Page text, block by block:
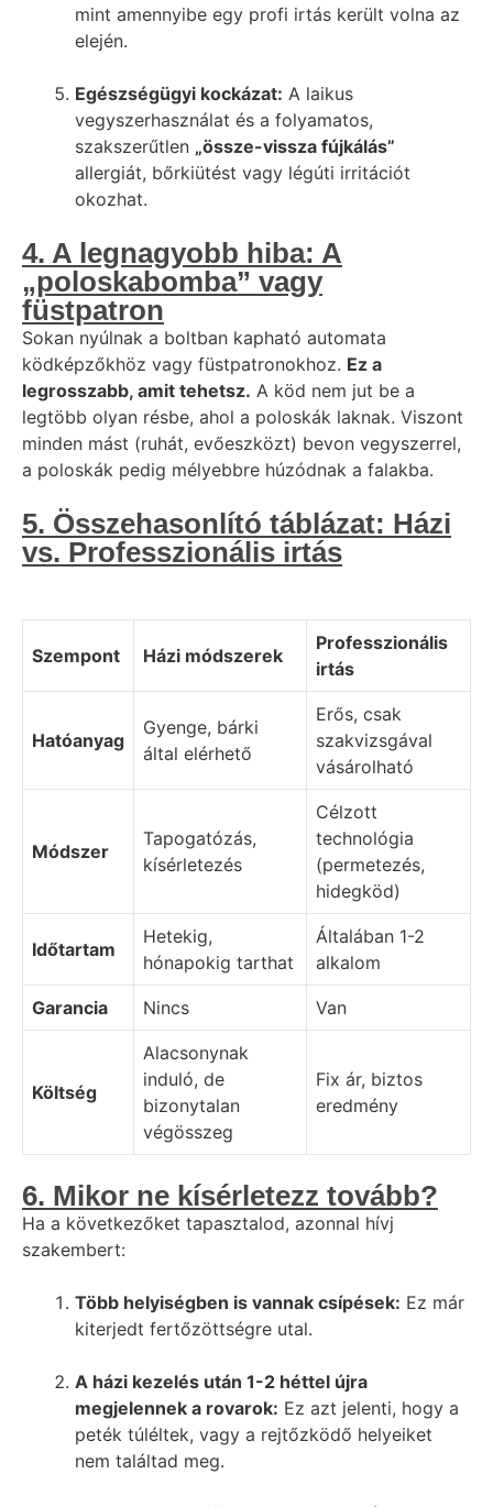
mint amennyibe egy profi irtás került volna az
elején.
Egészségügyi kockázat: A laikus
vegyszerhasználat és a folyamatos,
szakszerűtlen „össze-vissza fújkálás”
allergiát, bőrkiütést vagy légúti irritációt
okozhat.
4. A legnagyobb hiba: A
„poloskabomba” vagy
füstpatron
Sokan nyúlnak a boltban kapható automata
ködképzőkhöz vagy füstpatronokhoz. Ez a
legrosszabb, amit tehetsz. A köd nem jut be a
legtöbb olyan résbe, ahol a poloskák laknak. Viszont
minden mást (ruhát, evőeszközt) bevon vegyszerrel,
a poloskák pedig mélyebbre húzódnak a falakba.
5. Összehasonlító táblázat: Házi
vs. Professzionális irtás
Szempont Házi módszerek
Professzionális
irtás
Hatóanyag
Gyenge, bárki
által elérhető
Erős, csak
szakvizsgával
vásárolható
Módszer
Tapogatózás,
kísérletezés
Célzott
technológia
(permetezés,
hidegköd)
Időtartam
Hetekig,
hónapokig tarthat
Általában 1-2
alkalom
Garancia Nincs Van
Költség
Alacsonynak
induló, de
bizonytalan
végösszeg
Fix ár, biztos
eredmény
6. Mikor ne kísérletezz tovább?
Ha a következőket tapasztalod, azonnal hívj
szakembert:
Több helyiségben is vannak csípések: Ez már
kiterjedt fertőzöttségre utal.
A házi kezelés után 1-2 héttel újra
megjelennek a rovarok: Ez azt jelenti, hogy a
peték túléltek, vagy a rejtőzködő helyeiket
nem találtad meg.